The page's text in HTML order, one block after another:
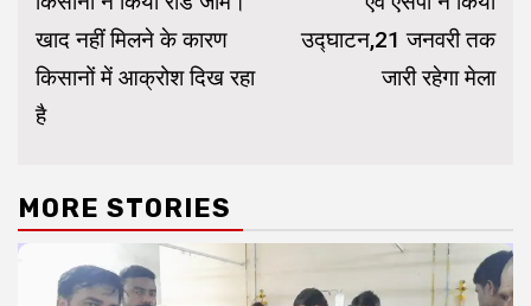
खाद नहीं मिलने के कारण
किसानों में आक्रोश दिख रहा
है
उद्घाटन,21 जनवरी तक
जारी रहेगा मेला
MORE STORIES